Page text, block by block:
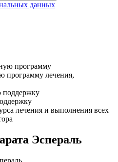
данных
программу лечения,
лечения и выполнения всех
Эспераль